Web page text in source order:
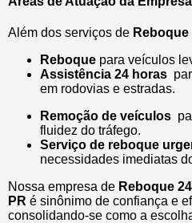
Além dos serviços de
Reboque para veículos
Assistência 24 horas
em rodovias e estradas.
Remoção de veículos
fluidez do tráfego.
Serviço de reboque
necessidades imediatas
Nossa empresa de Reboque
PR é sinônimo de confiança e
consolidando-se como a